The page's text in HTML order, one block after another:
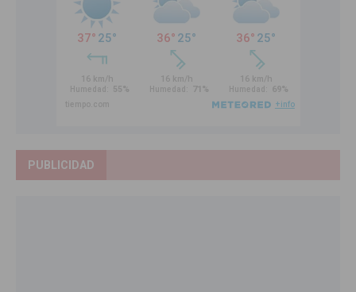
PUBLICIDAD